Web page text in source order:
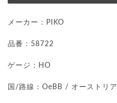
メーカー： PIKO
品番：58722
ゲージ：HO
国/路線：OeBB / オーストリア